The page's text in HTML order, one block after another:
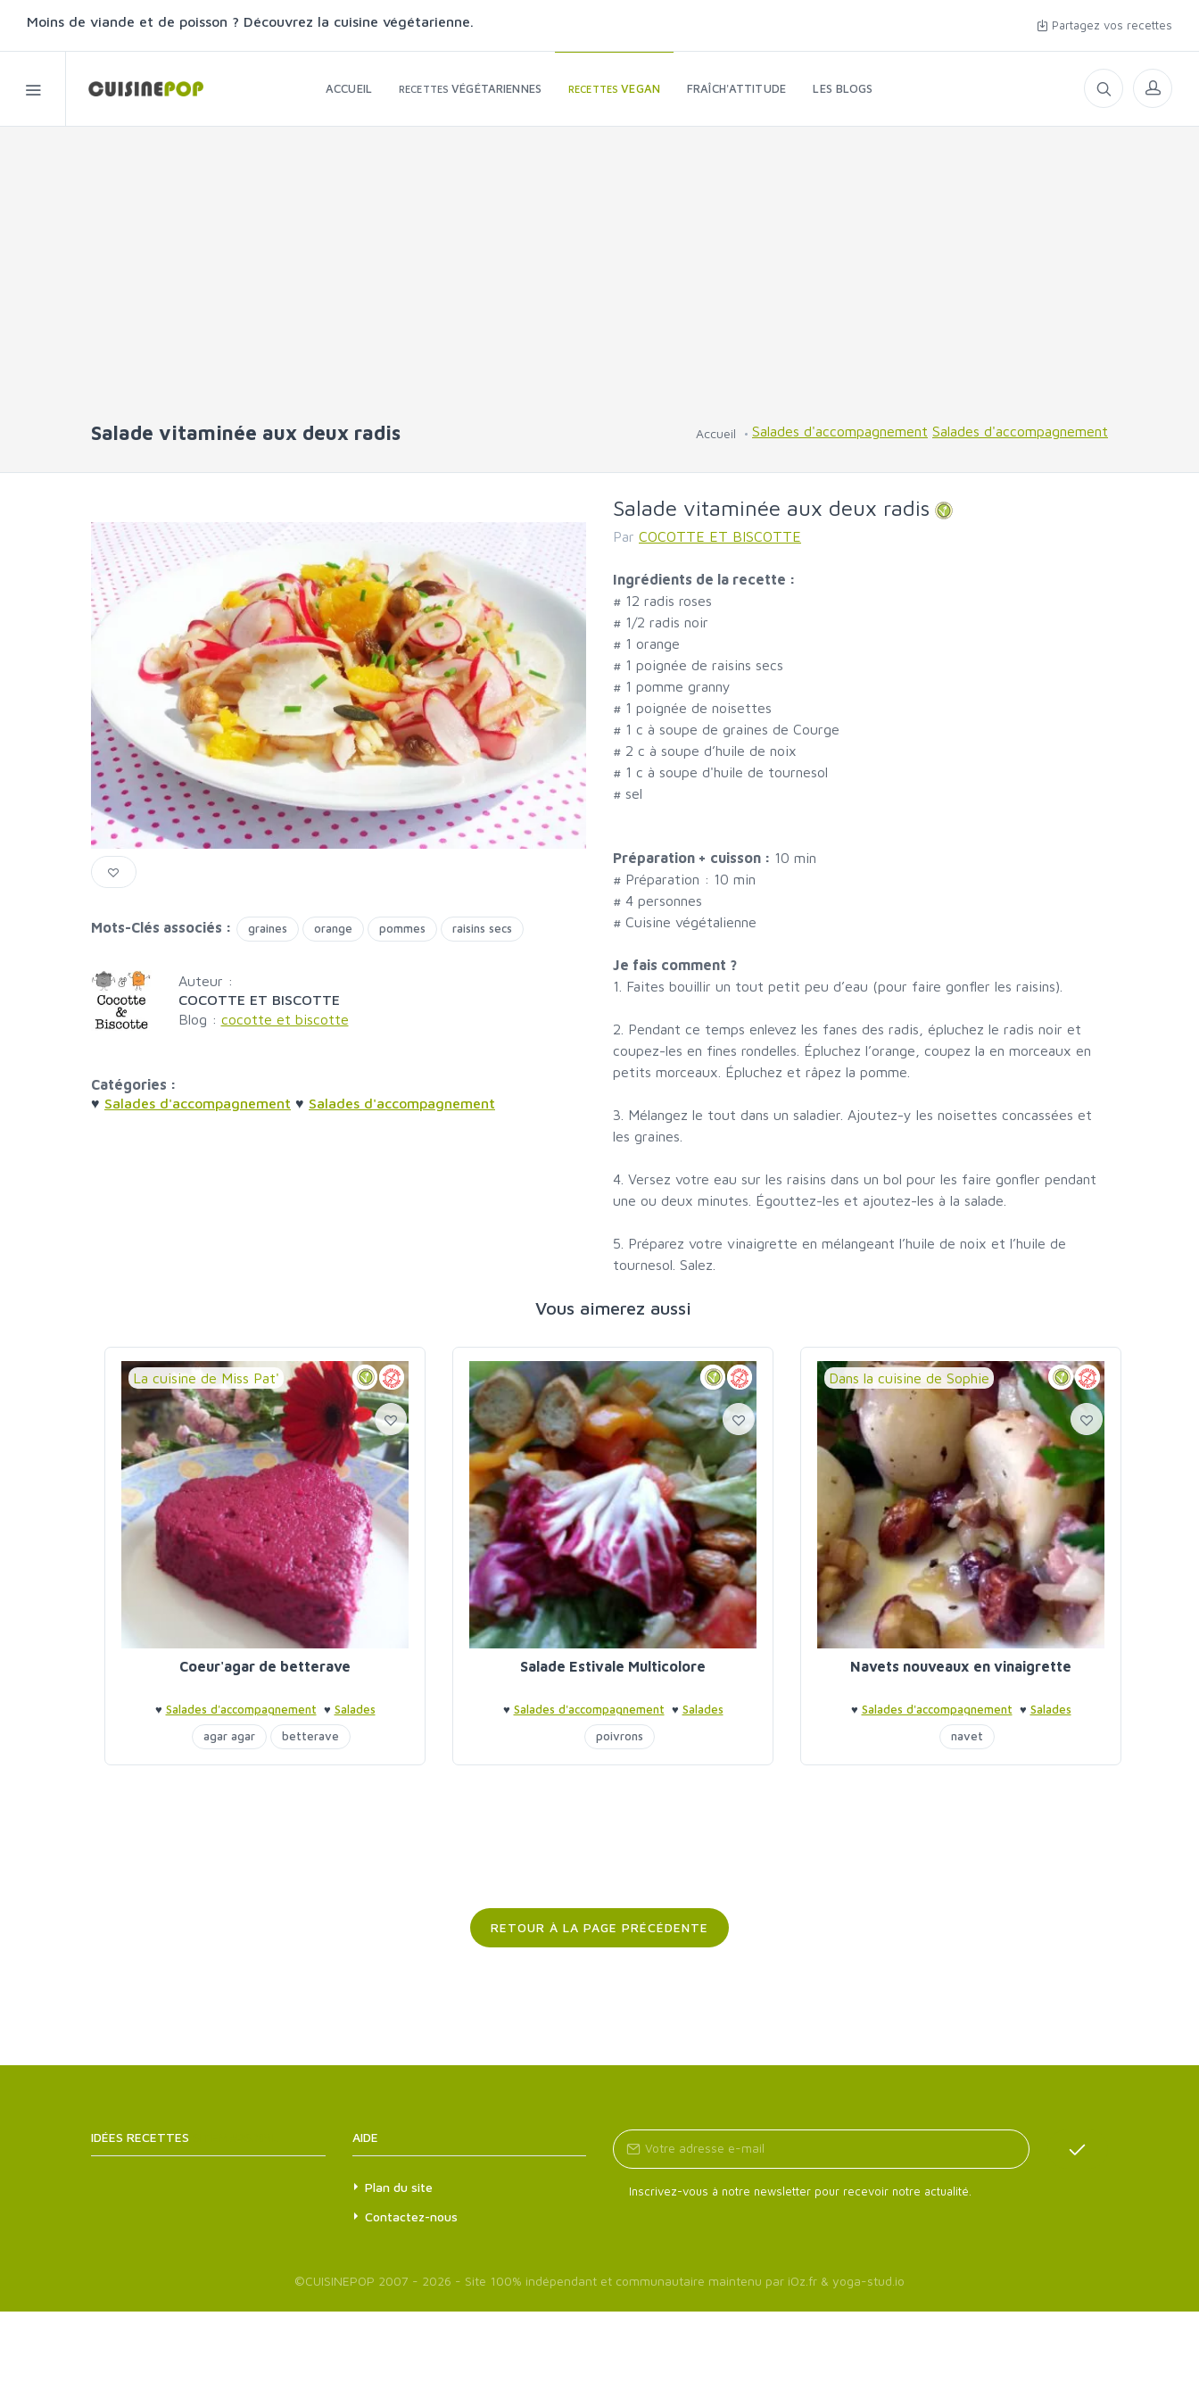
Moins de viande et de poisson ? Découvrez la cuisine végétarienne. Partagez vos recettes
ACCUEIL RECETTESVÉGÉTARIENNES RECETTESVEGAN FRAÎCH'ATTITUDE LES BLOGS
Salade vitaminée aux deux radis Accueil Salades d'accompagnement Salades d'accompagnement
Mots-Clés associés : graines orange pommes raisins secs
Auteur :
COCOTTE ET BISCOTTE
Blog : cocotte et biscotte
Catégories :
♥ Salades d'accompagnement ♥ Salades d'accompagnement
Salade vitaminée aux deux radis
Par COCOTTE ET BISCOTTE
Ingrédients de la recette :
# 12 radis roses
# 1/2 radis noir
# 1 orange
# 1 poignée de raisins secs
# 1 pomme granny
# 1 poignée de noisettes
# 1 c à soupe de graines de Courge
# 2 c à soupe d’huile de noix
# 1 c à soupe d'huile de tournesol
# sel
Préparation + cuisson : 10 min
# Préparation : 10 min
# 4 personnes
# Cuisine végétalienne
Je fais comment ?
1. Faites bouillir un tout petit peu d’eau (pour faire gonfler les raisins).
2. Pendant ce temps enlevez les fanes des radis, épluchez le radis noir et
coupez-les en fines rondelles. Épluchez l’orange, coupez la en morceaux en
petits morceaux. Épluchez et râpez la pomme.
3. Mélangez le tout dans un saladier. Ajoutez-y les noisettes concassées et
les graines.
4. Versez votre eau sur les raisins dans un bol pour les faire gonfler pendant
une ou deux minutes. Égouttez-les et ajoutez-les à la salade.
5. Préparez votre vinaigrette en mélangeant l’huile de noix et l’huile de
tournesol. Salez.
Vous aimerez aussi
La cuisine de Miss Pat'
Coeur'agar de betterave
♥ Salades d'accompagnement ♥ Salades
d'accompagnement
agar agar betterave
Salade Estivale Multicolore
♥ Salades d'accompagnement ♥ Salades
d'accompagnement
poivrons
Dans la cuisine de Sophie
Navets nouveaux en vinaigrette
♥ Salades d'accompagnement ♥ Salades
d'accompagnement
navet
RETOUR À LA PAGE PRÉCÉDENTE
IDÉES RECETTES AIDE
Plan du site
Contactez-nous
Inscrivez-vous à notre newsletter pour recevoir notre actualité.
©CUISINEPOP 2007 - 2026 - Site 100% indépendant et communautaire maintenu par iOz.fr & yoga-stud.io